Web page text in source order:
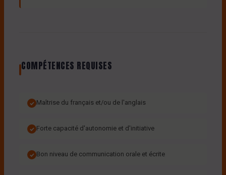
COMPÉTENCES REQUISES
Maîtrise du français et/ou de l'anglais
Forte capacité d'autonomie et d'initiative
Bon niveau de communication orale et écrite